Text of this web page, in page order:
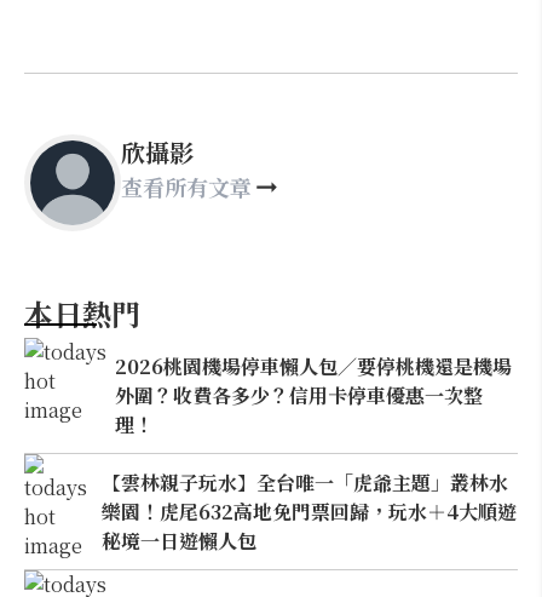
欣攝影
查看所有文章
本日熱門
2026桃園機場停車懶人包／要停桃機還是機場
外圍？收費各多少？信用卡停車優惠一次整
理！
【雲林親子玩水】全台唯一「虎爺主題」叢林水
樂園！虎尾632高地免門票回歸，玩水＋4大順遊
秘境一日遊懶人包